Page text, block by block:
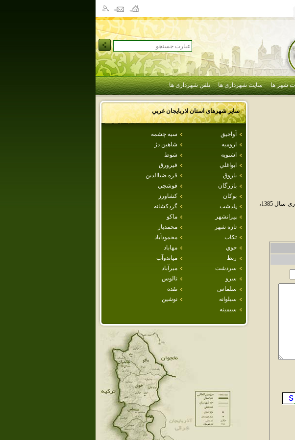
شهر ها سایت شهرداری ها تلفن شهرداری ها
سایر شهرهای استاناذربايجان غربي
آواجيق
سيه چشمه
اروميه
شاهين دژ
اشنويه
شوط
ايواغلي
فيرورق
باروق
قره ضياالدين
بازرگان
قوشچي
بوكان
كشاورز
پلدشت
گردکشانه
پيرانشهر
ماكو
تازه شهر
محمديار
تكاب
محمودآباد
خوي
مهاباد
ربط
مياندوآب
سردشت
ميرآباد
سرو
نالوس
سلماس
نقده
سيلوانه
نوشين
سيمينه
چهاربرج شهري است در بخش مرحمت‌آباد شهرستان مياندوآب استان آذربايجان غربي ايران. بر پايه سرشماري سال 1385،